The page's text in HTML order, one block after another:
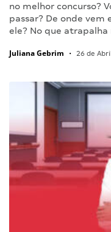
no melhor concurso?
passar? De onde vem
ele? No que
Juliana Gebrim • 26 de